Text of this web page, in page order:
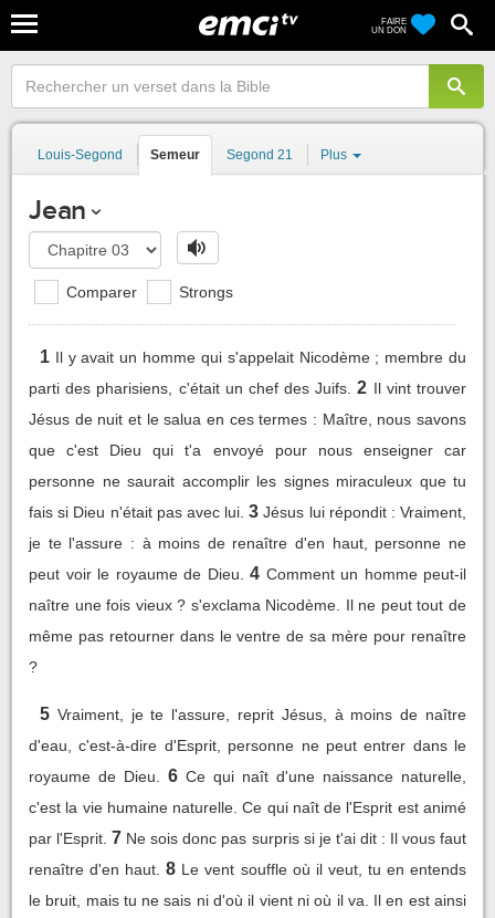
FAIRE
UN DON
Louis-Segond Semeur Segond 21 Plus
Jean
Comparer Strongs
1 Il y avait un homme qui s'appelait Nicodème ; membre du
parti des pharisiens, c'était un chef des Juifs. 2 Il vint trouver
Jésus de nuit et le salua en ces termes : Maître, nous savons
que c'est Dieu qui t'a envoyé pour nous enseigner car
personne ne saurait accomplir les signes miraculeux que tu
fais si Dieu n'était pas avec lui. 3 Jésus lui répondit : Vraiment,
je te l'assure : à moins de renaître d'en haut, personne ne
peut voir le royaume de Dieu.
4 Comment un homme peut-il
naître une fois vieux ? s'exclama Nicodème. Il ne peut tout de
même pas retourner dans le ventre de sa mère pour renaître
?
5 Vraiment, je te l'assure, reprit Jésus, à moins de naître
d'eau, c'est-à-dire d'Esprit, personne ne peut entrer dans le
royaume de Dieu.
6 Ce qui naît d'une naissance naturelle,
c'est la vie humaine naturelle. Ce qui naît de l'Esprit est animé
par l'Esprit. 7 Ne sois donc pas surpris si je t'ai dit : Il vous faut
renaître d'en haut. 8 Le vent souffle où il veut, tu en entends
le bruit, mais tu ne sais ni d'où il vient ni où il va. Il en est ainsi